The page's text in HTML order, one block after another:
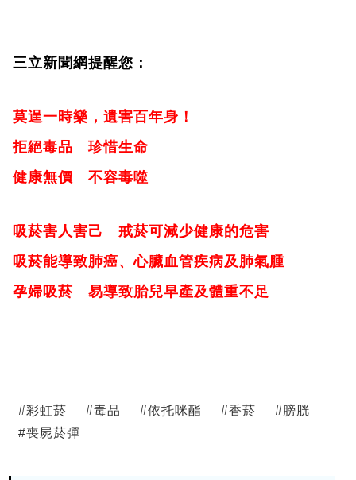
三立新聞網提醒您：
莫逞一時樂，遺害百年身！
拒絕毒品 珍惜生命
健康無價 不容毒噬
吸菸害人害己 戒菸可減少健康的危害
吸菸能導致肺癌、心臟血管疾病及肺氣腫
孕婦吸菸 易導致胎兒早產及體重不足
#彩虹菸 #毒品 #依托咪酯 #香菸 #膀胱
#喪屍菸彈